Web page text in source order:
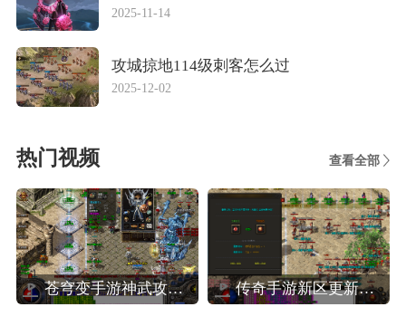
2025-11-14
攻城掠地114级刺客怎么过
2025-12-02
热门视频 查看全部
苍穹变手游神武攻略,苍穹变高效玩转装备系统攻略 传奇手游新区更新攻略,热血传奇手机版新区人民币法师玩家晚八点前怎么升40级